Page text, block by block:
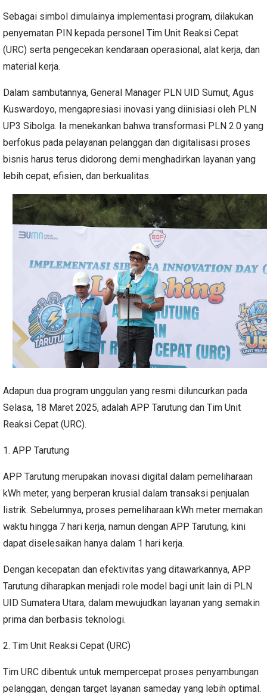
Sebagai simbol dimulainya implementasi program, dilakukan
penyematan PIN kepada personel Tim Unit Reaksi Cepat
(URC) serta pengecekan kendaraan operasional, alat kerja, dan
material kerja.
Dalam sambutannya, General Manager PLN UID Sumut, Agus
Kuswardoyo, mengapresiasi inovasi yang diinisiasi oleh PLN
UP3 Sibolga. Ia menekankan bahwa transformasi PLN 2.0 yang
berfokus pada pelayanan pelanggan dan digitalisasi proses
bisnis harus terus didorong demi menghadirkan layanan yang
lebih cepat, efisien, dan berkualitas.
Adapun dua program unggulan yang resmi diluncurkan pada
Selasa, 18 Maret 2025, adalah APP Tarutung dan Tim Unit
Reaksi Cepat (URC).
1. APP Tarutung
APP Tarutung merupakan inovasi digital dalam pemeliharaan
kWh meter, yang berperan krusial dalam transaksi penjualan
listrik. Sebelumnya, proses pemeliharaan kWh meter memakan
waktu hingga 7 hari kerja, namun dengan APP Tarutung, kini
dapat diselesaikan hanya dalam 1 hari kerja.
Dengan kecepatan dan efektivitas yang ditawarkannya, APP
Tarutung diharapkan menjadi role model bagi unit lain di PLN
UID Sumatera Utara, dalam mewujudkan layanan yang semakin
prima dan berbasis teknologi.
2. Tim Unit Reaksi Cepat (URC)
Tim URC dibentuk untuk mempercepat proses penyambungan
pelanggan, dengan target layanan sameday yang lebih optimal.